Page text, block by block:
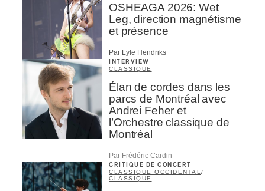
OSHEAGA 2026: Wet
Leg, direction magnétisme
et présence
Par Lyle Hendriks
INTERVIEW
CLASSIQUE
Élan de cordes dans les
parcs de Montréal avec
Andrei Feher et
l’Orchestre classique de
Montréal
Par Frédéric Cardin
CRITIQUE DE CONCERT
CLASSIQUE OCCIDENTAL/
CLASSIQUE